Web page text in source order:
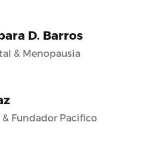
D. Barros
& Menopausia
Fundador Pacifico